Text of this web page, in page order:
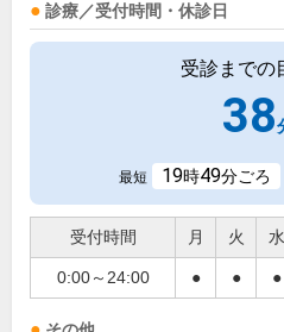
診療／受付時間・休診日
受診までの
38
最短 19時49分ごろ
受付時間 月 火 水
0:00～24:00 ● ● ●